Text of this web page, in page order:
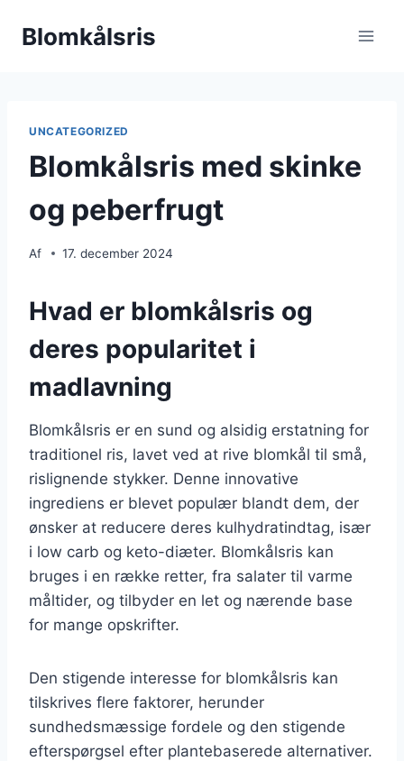
Blomkålsris
UNCATEGORIZED
Blomkålsris med skinke
og peberfrugt
Af 17. december 2024
Hvad er blomkålsris og
deres popularitet i
madlavning
Blomkålsris er en sund og alsidig erstatning for
traditionel ris, lavet ved at rive blomkål til små,
rislignende stykker. Denne innovative
ingrediens er blevet populær blandt dem, der
ønsker at reducere deres kulhydratindtag, især
i low carb og keto-diæter. Blomkålsris kan
bruges i en række retter, fra salater til varme
måltider, og tilbyder en let og nærende base
for mange opskrifter.
Den stigende interesse for blomkålsris kan
tilskrives flere faktorer, herunder
sundhedsmæssige fordele og den stigende
efterspørgsel efter plantebaserede alternativer.